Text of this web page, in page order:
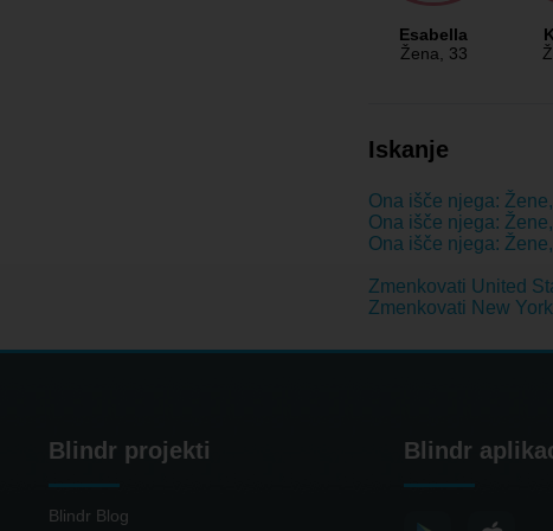
Esabella
Žena, 33
Iskanje
Ona išče njega:
Ona išče njega:
Ona išče njega:
Zmenkovati United
Zmenkovati New York
Blindr projekti
Blindr Blog
Blindr